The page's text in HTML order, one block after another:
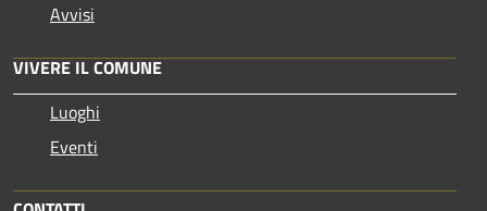
Avvisi
VIVERE IL COMUNE
Luoghi
Eventi